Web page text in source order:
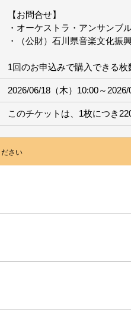
【お問合せ】
・オーケストラ・アンサンブ
・（公財）石川県音楽文化振
1回のお申込みで購入できる枚
2026/06/18（木）10:00～
このチケットは、1枚につき
さい